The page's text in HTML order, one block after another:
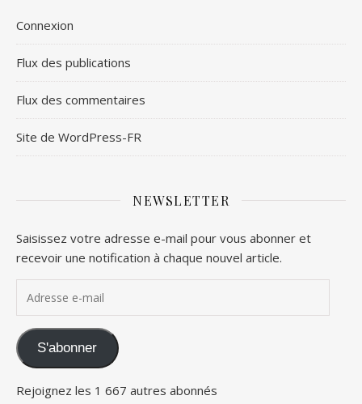
Connexion
Flux des publications
Flux des commentaires
Site de WordPress-FR
NEWSLETTER
Saisissez votre adresse e-mail pour vous abonner et
recevoir une notification à chaque nouvel article.
S'abonner
Rejoignez les 1 667 autres abonnés